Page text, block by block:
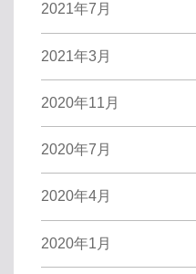
2021年7月
2021年3月
2020年11月
2020年7月
2020年4月
2020年1月